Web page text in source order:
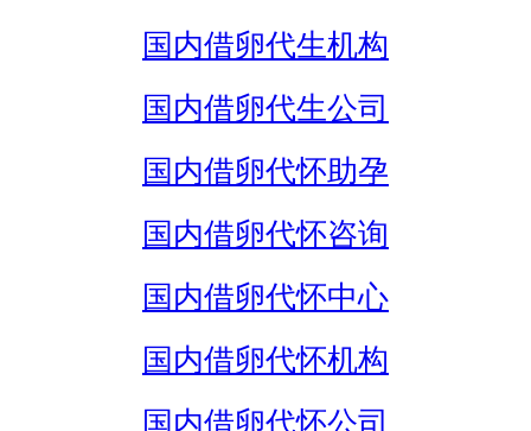
国内借卵代生机构
国内借卵代生公司
国内借卵代怀助孕
国内借卵代怀咨询
国内借卵代怀中心
国内借卵代怀机构
国内借卵代怀公司